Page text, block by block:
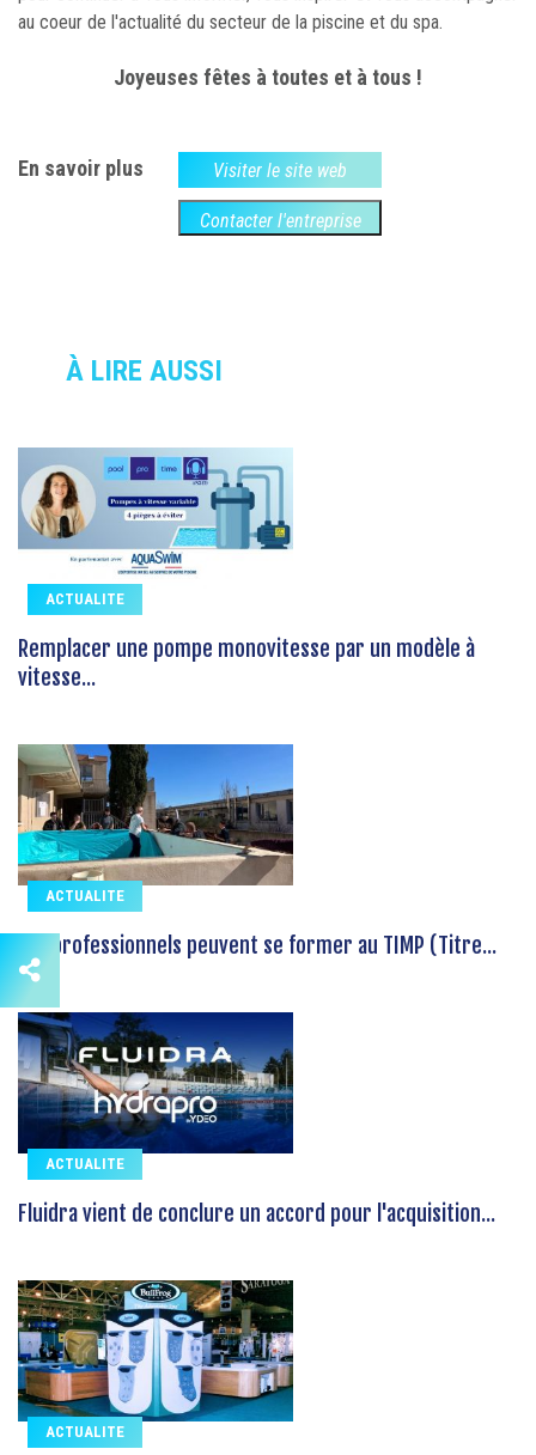
au coeur de l'actualité du secteur de la piscine et du spa.
Joyeuses fêtes à toutes et à tous !
En savoir plus Visiter le site web
Contacter l'entreprise
À LIRE AUSSI
ACTUALITE
Remplacer une pompe monovitesse par un modèle à
vitesse...
ACTUALITE
Les professionnels peuvent se former au TIMP (Titre...
ACTUALITE
Fluidra vient de conclure un accord pour l'acquisition...
ACTUALITE